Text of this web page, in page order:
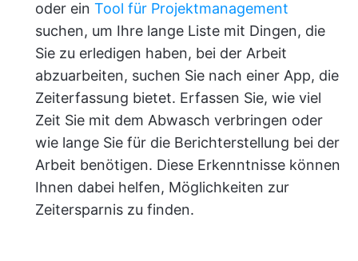
oder ein Tool für Projektmanagement
suchen, um Ihre lange Liste mit Dingen, die
Sie zu erledigen haben, bei der Arbeit
abzuarbeiten, suchen Sie nach einer App, die
Zeiterfassung bietet. Erfassen Sie, wie viel
Zeit Sie mit dem Abwasch verbringen oder
wie lange Sie für die Berichterstellung bei der
Arbeit benötigen. Diese Erkenntnisse können
Ihnen dabei helfen, Möglichkeiten zur
Zeitersparnis zu finden.